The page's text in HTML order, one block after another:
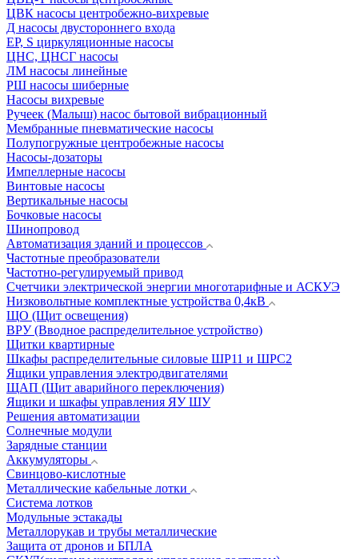
ЦВК насосы центробежно-вихревые
Д насосы двустороннего входа
EP, S циркуляционные насосы
ЦНС, ЦНСГ насосы
ЛМ насосы линейные
РШ насосы шиберные
Насосы вихревые
Ручеек (Малыш) насос бытовой вибрационный
Мембранные пневматические насосы
Полупогружные центробежные насосы
Насосы-дозаторы
Импеллерные насосы
Винтовые насосы
Вертикальные насосы
Бочковые насосы
Шинопровод
Автоматизация зданий и процессов
Частотные преобразователи
Частотно-регулируемый привод
Счетчики электрической энергии многотарифные и АСКУЭ
Низковольтные комплектные устройства 0,4кВ
ЩО (Щит освещения)
ВРУ (Вводное распределительное устройство)
Щитки квартирные
Шкафы распределительные силовые ШР11 и ШРС2
Ящики управления электродвигателями
ЩАП (Щит аварийного переключения)
Ящики и шкафы управления ЯУ ШУ
Решения автоматизации
Солнечные модули
Зарядные станции
Аккумуляторы
Свинцово-кислотные
Металлические кабельные лотки
Система лотков
Модульные эстакады
Металлорукав и трубы металлические
Защита от дронов и БПЛА